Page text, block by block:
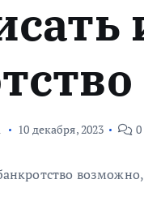
10 декабря, 2023